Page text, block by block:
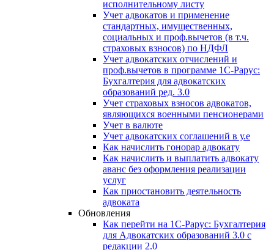
исполнительному листу
Учет адвокатов и применение
стандартных, имущественных,
социальных и проф.вычетов (в т.ч.
страховых взносов) по НДФЛ
Учет адвокатских отчислений и
проф.вычетов в программе 1С-Рарус:
Бухгалтерия для адвокатских
образований ред. 3.0
Учет страховых взносов адвокатов,
являющихся военными пенсионерами
Учет в валюте
Учет адвокатских соглашений в у.е
Как начислить гонорар адвокату
Как начислить и выплатить адвокату
аванс без оформления реализации
услуг
Как приостановить деятельность
адвоката
Обновления
Как перейти на 1С-Рарус: Бухгалтерия
для Адвокатских образований 3.0 с
редакции 2.0